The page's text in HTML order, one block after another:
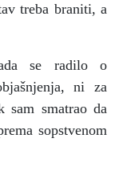
treba braniti, a
se radilo o
ni za
sam smatrao da
sopstvenom